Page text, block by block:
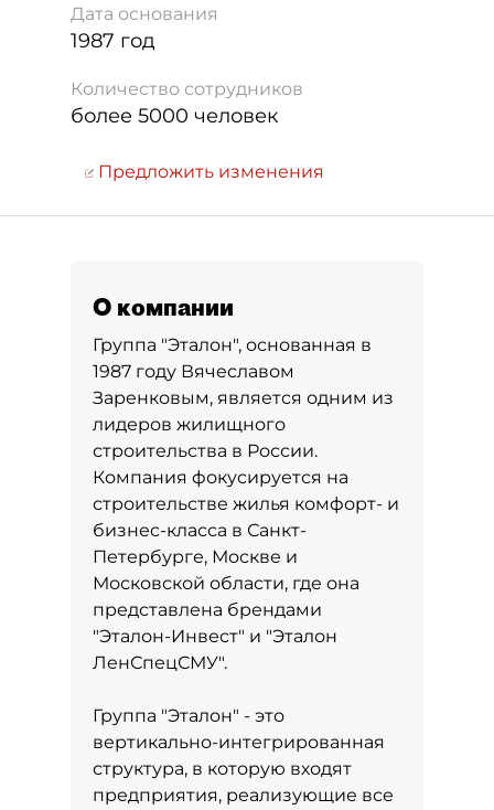
Дата основания
1987 год
Количество сотрудников
более 5000 человек
Предложить изменения
О компании
Группа "Эталон", основанная в
1987 году Вячеславом
Заренковым, является одним из
лидеров жилищного
строительства в России.
Компания фокусируется на
строительстве жилья комфорт- и
бизнес-класса в Санкт-
Петербурге, Москве и
Московской области, где она
представлена брендами
"Эталон-Инвест" и "Эталон
ЛенСпецСМУ".
Группа "Эталон" - это
вертикально-интегрированная
структура, в которую входят
предприятия, реализующие все